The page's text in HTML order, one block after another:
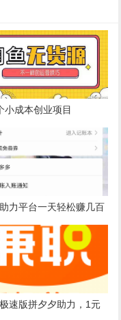
小成本创业项目
力平台一天轻松赚几百
入过千
速版拼夕夕助力，1元